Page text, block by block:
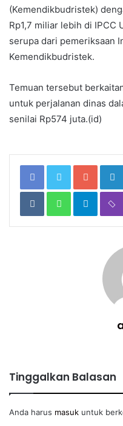
(Kemendikbudristek)
Rp1,7 miliar lebih di IPCC
serupa dari pemeriksaan
Kemendikbudristek.
Temuan tersebut
untuk perjalanan dinas
senilai Rp574 juta.(id)
VKontakteWhatsApp
Tinggalkan Balasan
Anda harus masuk untuk